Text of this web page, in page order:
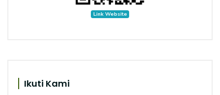
Link Website
Ikuti Kami